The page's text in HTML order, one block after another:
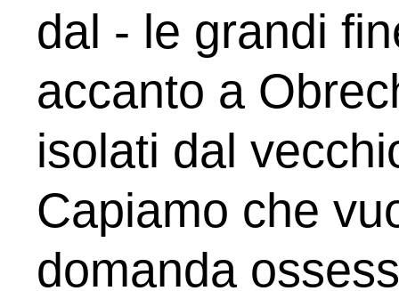
dal - le grandi
accanto a
isolati dal
Capiamo che
domanda